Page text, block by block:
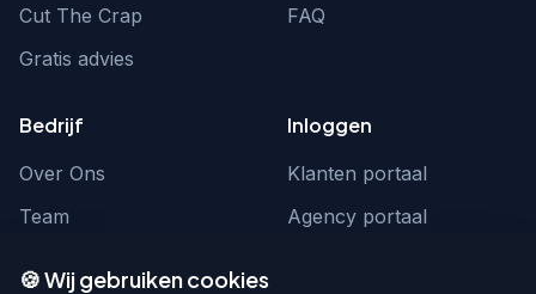
Cut The Crap
Gratis advies
FAQ
Bedrijf
Over Ons
Team
Inloggen
Klanten portaal
Agency portaal
🍪 Wij gebruiken cookies